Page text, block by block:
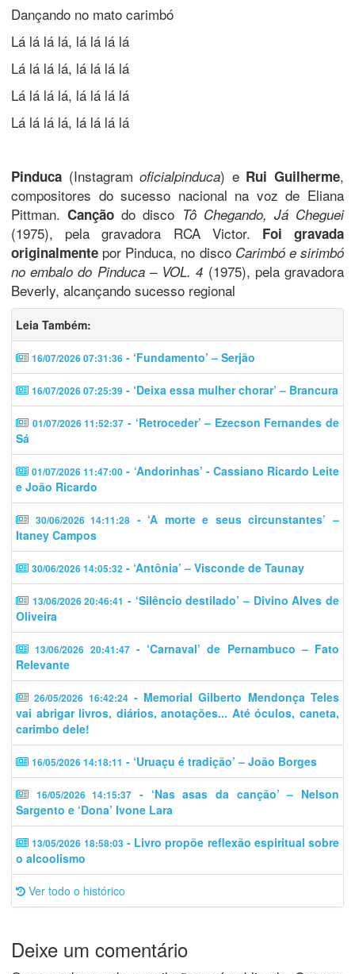
Dançando no mato carimbó
Lá lá lá lá, lá lá lá lá
Lá lá lá lá, lá lá lá lá
Lá lá lá lá, lá lá lá lá
Lá lá lá lá, lá lá lá lá
Pinduca (Instagramoficialpinduca) e Rui Guilherme,
compositores do sucesso nacional na voz de Eliana
Pittman.Canção do disco Tô Chegando, Já Cheguei
(1975), pela gravadora RCA Victor. Foi gravada
originalmente por Pinduca, no disco Carimbó e sirimbó
no embalo do Pinduca – VOL. 4 (1975), pela gravadora
Beverly, alcançando sucesso regional
Leia Também:
16/07/2026 07:31:36 - ‘Fundamento’ – Serjão
16/07/2026 07:25:39 - ‘Deixa essa mulher chorar’ – Brancura
01/07/2026 11:52:37 - ‘Retroceder’ – Ezecson Fernandes de
Sá
01/07/2026 11:47:00 - ‘Andorinhas’ - Cassiano Ricardo Leite
e João Ricardo
30/06/2026 14:11:28 - ‘A morte e seus circunstantes’ –
Itaney Campos
30/06/2026 14:05:32 - ‘Antônia’ – Visconde de Taunay
13/06/2026 20:46:41 - ‘Silêncio destilado’ – Divino Alves de
Oliveira
13/06/2026 20:41:47- ‘Carnaval’ de Pernambuco – Fato
Relevante
26/05/2026 16:42:24- Memorial Gilberto Mendonça Teles
vai abrigar livros, diários, anotações... Até óculos, caneta,
carimbo dele!
16/05/2026 14:18:11 - ‘Uruaçu é tradição’ – João Borges
16/05/2026 14:15:37 - ‘Nas asas da canção’ – Nelson
Sargento e ‘Dona’ Ivone Lara
13/05/2026 18:58:03 - Livro propõe reflexão espiritual sobre
o alcoolismo
Ver todo o histórico
Deixe um comentário